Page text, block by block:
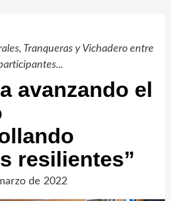
Tranqueras y Vichadero entre
avanzando el
resilientes”
de 2022